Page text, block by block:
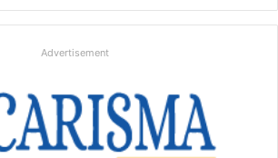
Advertisement